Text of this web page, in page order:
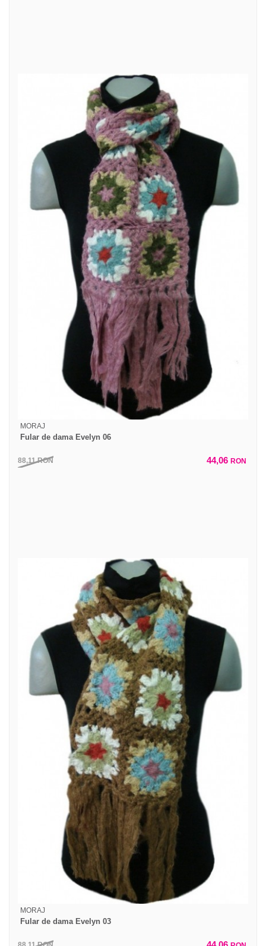
MORAJ
Fular de dama Evelyn 06
88,11RON 44,06 RON
MORAJ
Fular de dama Evelyn 03